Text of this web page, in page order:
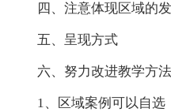
四、注意体现区域的
五、呈现方式
六、努力改进教学方法
1、区域案例可以自选